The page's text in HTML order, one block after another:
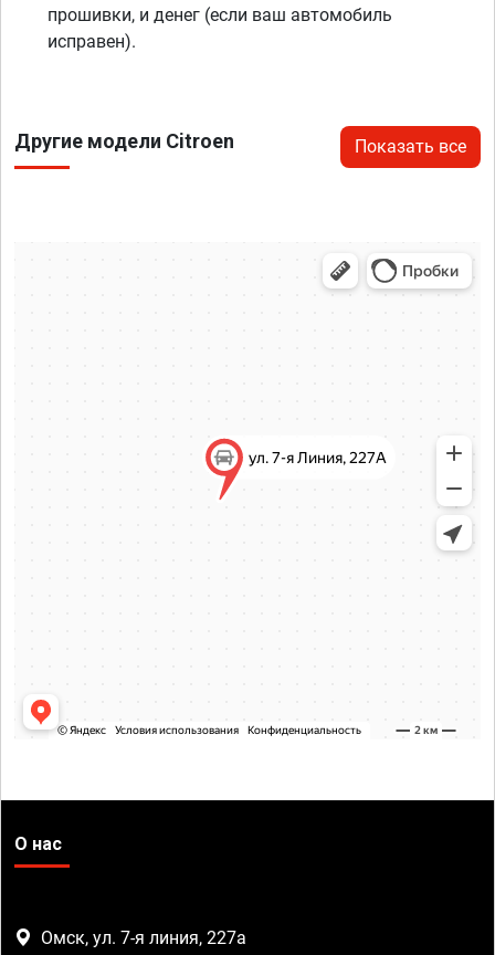
прошивки, и денег (если ваш автомобиль
исправен).
Другие модели Citroen Показать все
О нас
Омск, ул. 7-я линия, 227а